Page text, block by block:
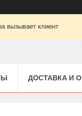
вызывает клиент
ДОСТАВКА И